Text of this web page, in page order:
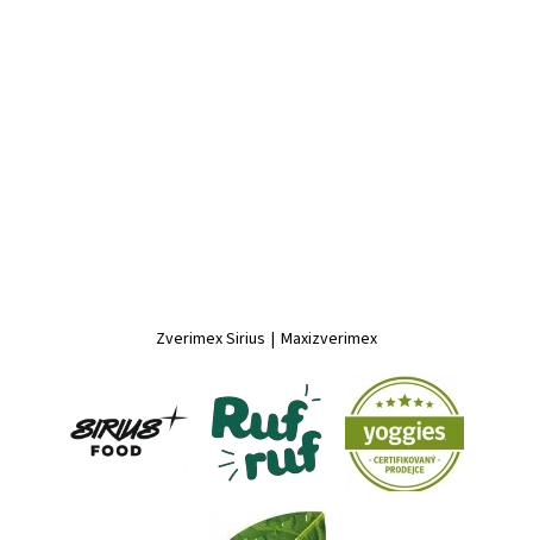
Zverimex Sirius | Maxizverimex